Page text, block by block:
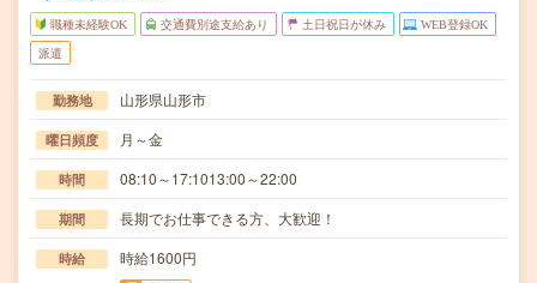
職種未経験OK 交通費別途支給あり 土日祝日が休み WEB登録OK
派遣
勤務地 山形県山形市
曜日頻度 月～金
時間 08:10～17:1013:00～22:00
期間 長期でお仕事できる方、大歓迎！
時給 時給1600円